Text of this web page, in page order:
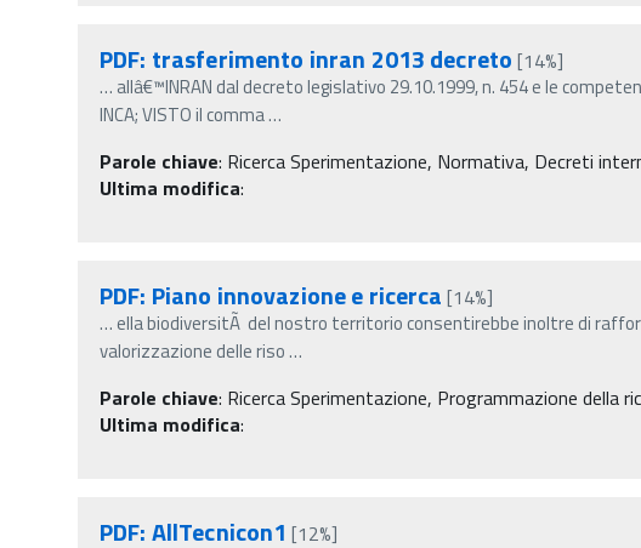
PDF: trasferimento inran 2013 decreto [14%]
… allâ€™INRAN dal decreto legislativo 29.10.1999, n. 454 e le
INCA; VISTO il comma…
Parole chiave: Ricerca Sperimentazione, Normativa, Decreti
Ultima modifica:
PDF: Piano innovazione e ricerca [14%]
… ella biodiversitÃ del nostro territorio consentirebbe inoltre di
valorizzazione delle riso…
Parole chiave: Ricerca Sperimentazione, Programmazione della
Ultima modifica:
PDF: AllTecnicon1 [12%]